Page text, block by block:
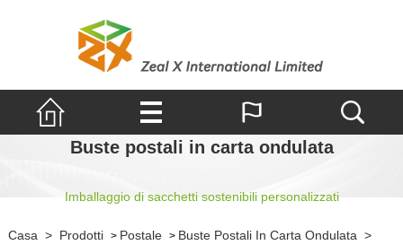
Buste postali in carta ondulata
Imballaggio di sacchetti sostenibili personalizzati
Casa > Prodotti > Postale > Buste Postali In Carta Ondulata >